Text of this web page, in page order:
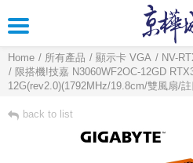
Home 所有產品 顯示卡 VGA NV-
限搭機!技嘉 N3060WF2OC-12GD
12G(rev2.0)(1792MHz/19.8cm/雙風扇/
back to list